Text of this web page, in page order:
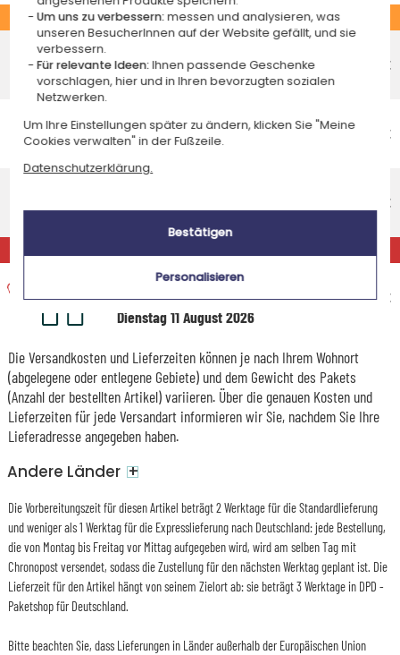
STANDARD
Economy-Versand an einen Paketshop
Voraussichtliches Lieferdatum
Freitag 14 August 2026
4,95 €
Voraussichtliches Lieferdatum
4,95 €
8,95 €
Expresslieferung nach Hause
Voraussichtliches Lieferdatum
Dienstag 11 August 2026
14,95 €
Die Versandkosten und Lieferzeiten können je nach Ihrem Wohnort
(abgelegene oder entlegene Gebiete) und dem Gewicht des Pakets
(Anzahl der bestellten Artikel) variieren. Über die genauen Kosten und
Lieferzeiten für jede Versandart informieren wir Sie, nachdem Sie Ihre
Lieferadresse angegeben haben.
Andere Länder +
Die Vorbereitungszeit für diesen Artikel beträgt 2 Werktage für die Standardlieferung
und weniger als 1 Werktag für die Expresslieferung nach Deutschland: jede Bestellung,
die von Montag bis Freitag vor Mittag aufgegeben wird, wird am selben Tag mit
Chronopost versendet, sodass die Zustellung für den nächsten Werktag geplant ist. Die
Lieferzeit für den Artikel hängt von seinem Zielort ab: sie beträgt 3 Werktage in DPD -
Paketshop für Deutschland.
Bitte beachten Sie, dass Lieferungen in Länder außerhalb der Europäischen Union
Um uns zu verbessern:messen und analysieren, was
unseren BesucherInnen auf der Website gefällt, und sie
verbessern.
Für relevante Ideen:Ihnen passende Geschenke
vorschlagen, hier und in Ihren bevorzugten sozialen
Netzwerken.
Um Ihre Einstellungen später zu ändern, klicken Sie "Meine
Cookies verwalten" in der Fußzeile.
Datenschutzerklärung.
Bestätigen
Personalisieren